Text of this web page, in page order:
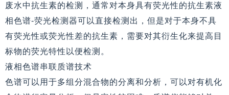
废水中抗生素的检测，通常对本身具有荧光性的抗生素液
相色谱-荧光检测器可以直接检测出，但是对于本身不具
有荧光性或荧光性差的抗生素，需要对其衍生化来提高目
标物的荧光特性以便检测。
液相色谱串联质谱技术
色谱可以用于多组分混合物的分离和分析，可以对有机化